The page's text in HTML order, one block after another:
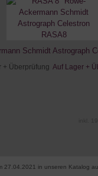
Schmidt Astrograph
Auf Lager +
27.04.2021 in unseren Katalog